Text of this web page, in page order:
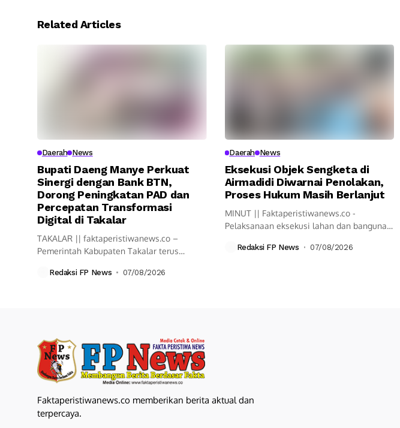
Related Articles
Daerah News
Bupati Daeng Manye Perkuat
Sinergi dengan Bank BTN,
Dorong Peningkatan PAD dan
Percepatan Transformasi
Digital di Takalar
TAKALAR || faktaperistiwanews.co –
Pemerintah Kabupaten Takalar terus
mempercepat...
Redaksi FP News 07/08/2026
Daerah News
Eksekusi Objek Sengketa di
Airmadidi Diwarnai Penolakan,
Proses Hukum Masih Berlanjut
MINUT || Faktaperistiwanews.co -
Pelaksanaan eksekusi lahan dan bangunan
Redaksi FP News 07/08/2026
Faktaperistiwanews.co memberikan berita aktual dan
terpercaya.